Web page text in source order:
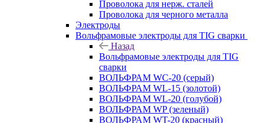
Проволока для нерж. сталей
Проволока для черного металла
Электроды
Вольфрамовые электроды для TIG сварки
Назад
Вольфрамовые электроды для TIG
сварки
ВОЛЬФРАМ WC-20 (серый)
ВОЛЬФРАМ WL-15 (золотой)
ВОЛЬФРАМ WL-20 (голубой)
ВОЛЬФРАМ WP (зеленый)
ВОЛЬФРАМ WT-20 (красный)